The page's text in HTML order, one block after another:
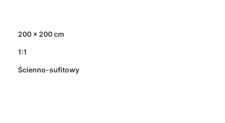
200 x 200 cm
1:1
Ścienno-sufitowy